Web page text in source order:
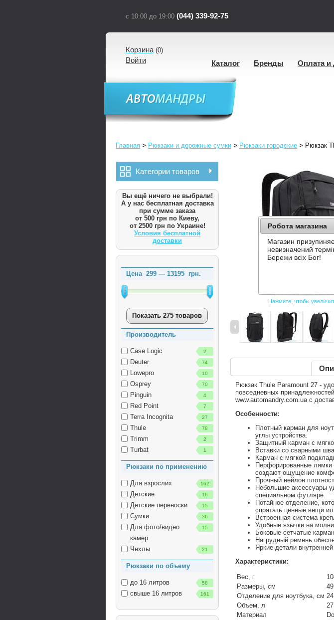
с 10:00 до 19:00 (044) 339-92-75
Корзина(0)
Войти Каталог Бренды Оплата и
Главная > Рюкзаки и дорожные сумки > Рюкзаки городские > Рюкзак
Категории товаров
Вы ещё ничего не выбрали!
А у нас бесплатная доставка
при сумме заказа
от 500 грн по Киеву,
от 2500 грн по Украине!
Условия бесплатной
доставки
Цена 299 — 13195 грн.
Показать 275 товаров
Производитель
Case Logic 2
Deuter 74
Lowepro 10
Osprey 70
Pinguin 4
Red Point 7
Terra Incognita 27
Thule 78
Trimm 2
Turbat 1
Рюкзаки по применению
Для взрослих 162
Детские 16
Детские переноски 15
Сумки 36
Для фото/видео
камер
15
Чехлы 21
Рюкзаки по объему
до 16 литров 58
свыше 16 литров 161
Нажмите, чтобы
Рюкзак Thule Paramount 27 -
повседневных
www.automandry.com.ua с
Особенности:
Плотный карман для
углы устройства.
Защитный карман с
Вставки со сварными
Карман с мягкой
Перфорированные лямки
создают ощущение
Прочный нейлон
Небольшие аксессуары
специальном футляре.
Потайное отделение,
спрятать ценные вещи
Встроенная система
Удобные язычки на
Боковые сетчатые
Нагрудный ремень
Яркие детали
Характеристики:
Вес, г
Размеры, см
Отделение для ноутбука, см
Объем, л
27
Материал
Робота магазина
Магазин
невизначений
Бережи всіх Бог!